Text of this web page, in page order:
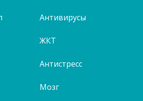
Антивирусы
ЖКТ
Антистресс
Мозг